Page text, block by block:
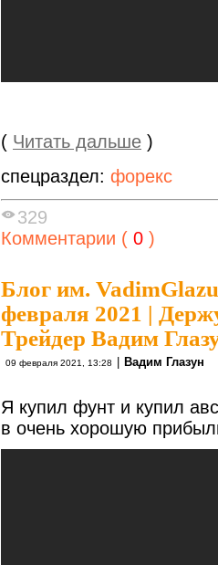
( Читать дальше )
спецраздел: форекс
329
Комментарии ( 0 )
Блог им.
февраля 2021 |
Трейдер Вадим
09 февраля 2021, 13:28 | Вадим Глазун
Я купил фунт и купил
в очень хорошую